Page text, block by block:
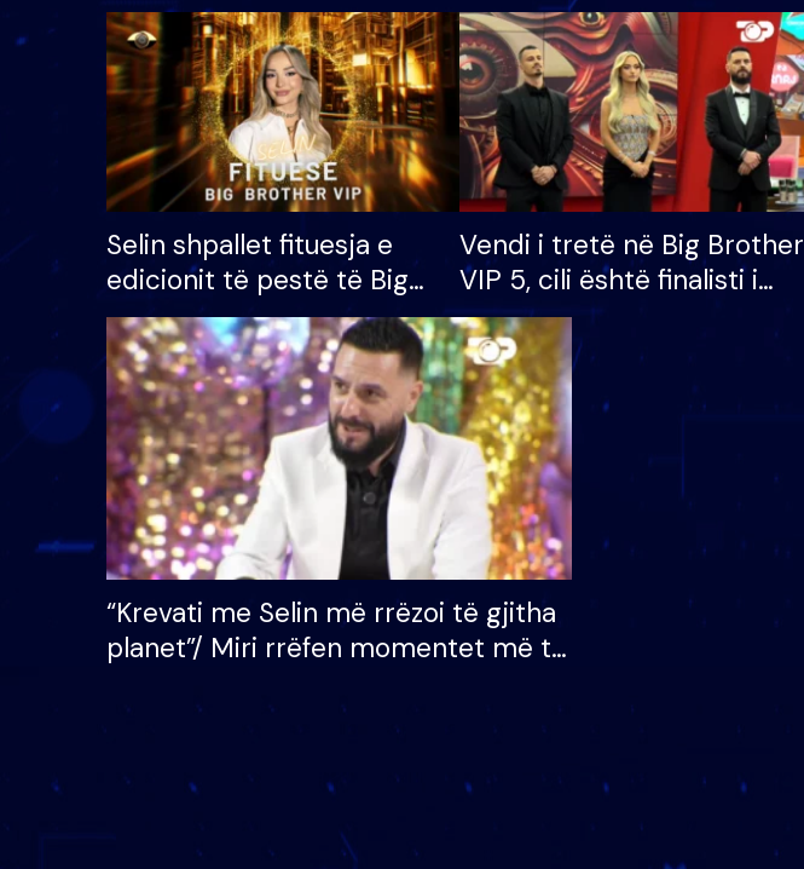
Selin shpallet fituesja e
edicionit të pestë të Big
Brother VIP, rrëmben
çmimin e madh prej 100
mijë eurosh
Vendi i tretë në Big Brother
VIP 5, cili është finalisti i
radhës që lë shtëpinë
“Krevati me Selin më rrëzoi të gjitha
planet”/ Miri rrëfen momentet më të
mungojë zilja e mëngjesit kur…